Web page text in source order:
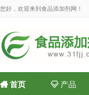
您好，欢迎来到食品添加剂网！
首页 产品